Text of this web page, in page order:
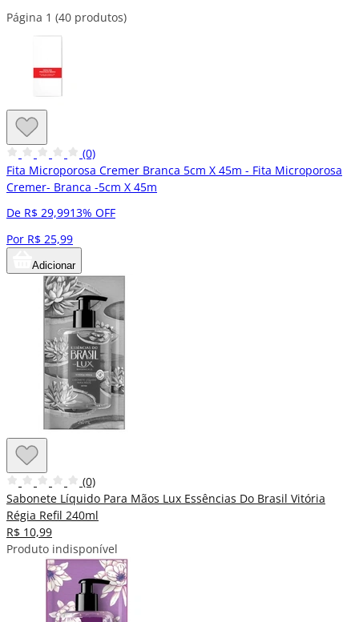
Página 1 (40 produtos)
(0)
Fita Microporosa Cremer Branca 5cm X 45m - Fita Microporosa
Cremer- Branca -5cm X 45m
De R$ 29,9913% OFF
Por R$ 25,99
Adicionar
(0)
Sabonete Líquido Para Mãos Lux Essências Do Brasil Vitória
Régia Refil 240ml
R$ 10,99
Produto indisponível